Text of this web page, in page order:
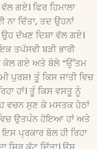
ਗਏ। ਫਿਰ ਹਿਮਾਲਾ
ਦਿੱਤਾ, ਤਦ ਉਹਨਾਂ
ਉਹ ਦੱਖਣ ਦਿਸ਼ਾ ਵੱਲ ਗਏ।
ਤਪੱਸਵੀ ਬੜੀ ਭਾਰੀ
ਕੋਲ ਗਏ ਅਤੇ ਬੋਲੇ “ਉੱਤਮ
ਪੁਰਸ਼! ਤੂੰ ਕਿਸ ਜਾਤੀ ਵਿਚ
ਹਾਂ। ਤੂੰ ਕਿਸ ਵਸਤੂ ਨੂੰ
ਵਚਨ ਸੁਣ ਕੇ ਮਸਤਕ ਹੇਠਾਂ
ਵਿਚ ਉਤਪੰਨ ਹੋਇਆ ਹਾਂ ਅਤੇ
ਪ੍ਰਕਾਰ ਬੋਲ ਹੀ ਰਿਹਾ